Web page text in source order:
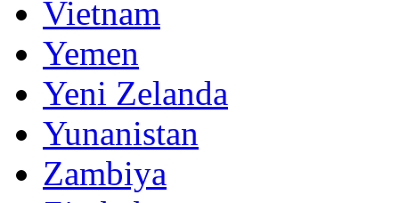
Vietnam
Yemen
Yeni Zelanda
Yunanistan
Zambiya